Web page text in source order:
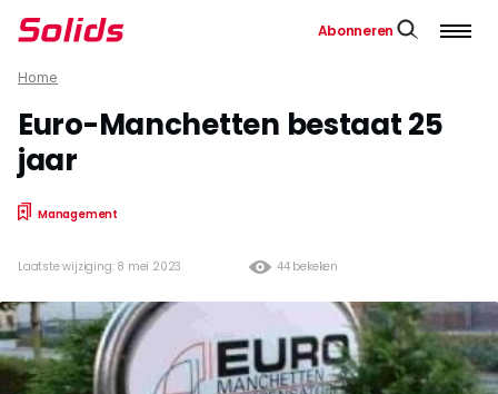
Abonneren
Home
Euro-Manchetten bestaat 25
jaar
Management
44 bekeken
Laatste wijziging: 8 mei 2023